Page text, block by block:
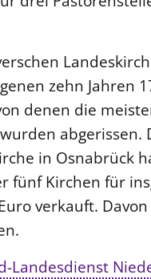
zehn Jahren
denen die
abgerissen.
in Osnabrück
fünf Kirchen für
verkauft.
Landesdienst